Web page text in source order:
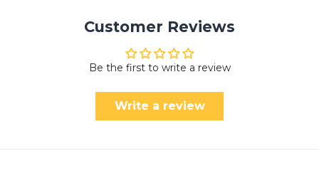
Customer Reviews
Be the first to write a review
Write a review